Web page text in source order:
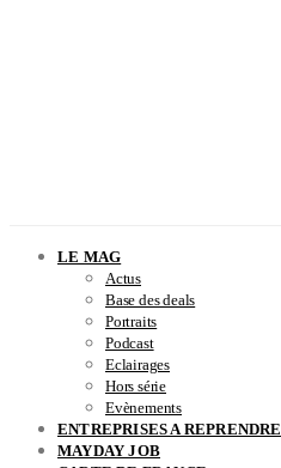
LE MAG
Actus
Base des deals
Portraits
Podcast
Eclairages
Hors série
Evènements
ENTREPRISES A REPRENDRE
MAYDAY JOB